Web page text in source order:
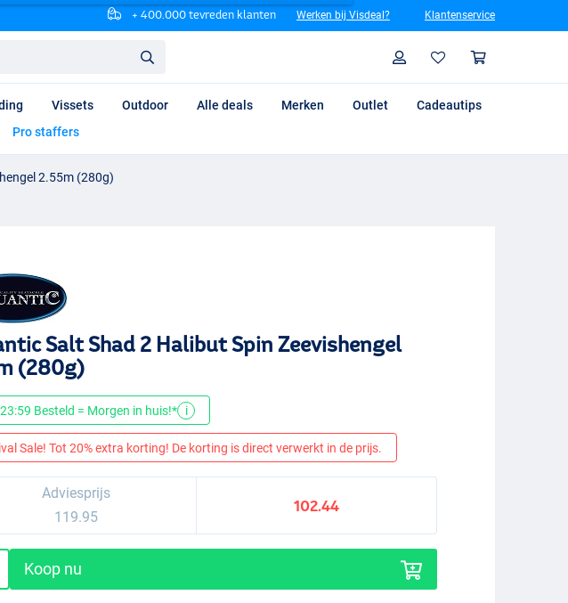
+ 400.000 tevreden klanten Werken bij Visdeal? Klantenservice
Profiel
Vissets Outdoor Alle deals Merken Outlet
Cadeautips
Pro staffers
2.55m (280g)
Salt Shad 2 Halibut Spin Zeevishengel
(280g)
Besteld = Morgen in huis!* i
Sale! Tot 20% extra korting! De korting is direct verwerkt in de prijs.
Adviesprijs
119.95
102.44
Koop nu